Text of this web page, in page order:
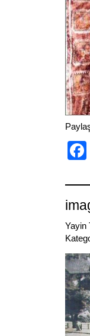
Yayin